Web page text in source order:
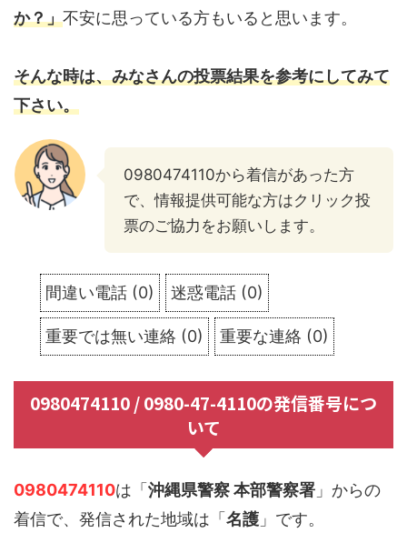
か？」不安に思っている方もいると思います。
そんな時は、みなさんの投票結果を参考にしてみて
下さい。
0980474110から着信があった方
で、情報提供可能な方はクリック投
票のご協力をお願いします。
間違い電話 (0) 迷惑電話 (0)
重要では無い連絡 (0) 重要な連絡 (0)
0980474110 / 0980-47-4110の発信番号につ
いて
0980474110は「 沖縄県警察 本部警察署 」からの
着信で、発信された地域は「 名護 」です。